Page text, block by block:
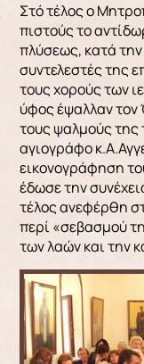
Στό τέλος ο
πιστούς το
πλύσεως, κατά την
συντελεστές της
τους χορούς των
ύφος έψαλλαν τον
τους ψαλμούς της
αγιογράφο
εικονογράφηση
έδωσε την
τέλος ανεφέρθη
περί «σεβασμού
των λαών και την